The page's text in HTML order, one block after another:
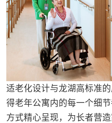
适老化设计与龙湖高标准
得老年公寓内的每一个细
方式精心呈现，为长者营造